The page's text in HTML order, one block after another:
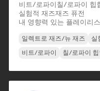
비트/로파이칠/로파이 힙
실험적 재즈재즈 퓨전
내 영향력 있는 플레이리
일렉트로 재즈/뉴 재즈 실
비트/로파이
칠/로파이